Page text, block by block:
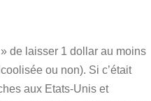
de laisser 1 dollar au moins
ou non). Si c’était
aux Etats-Unis et